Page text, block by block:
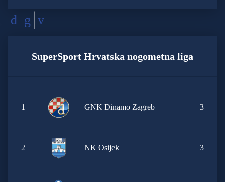
SuperSport Hrvatska nogometna liga
1 GNK Dinamo Zagreb 3
2 NK Osijek 3